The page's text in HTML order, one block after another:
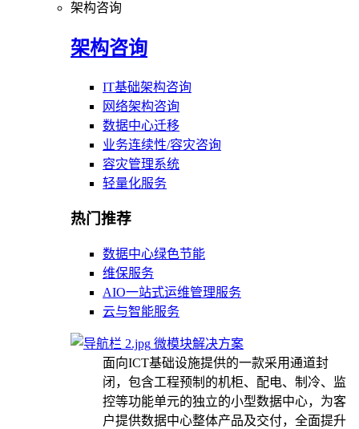
架构咨询
架构咨询
IT基础架构咨询
网络架构咨询
数据中心迁移
业务连续性/容灾咨询
容灾管理系统
轻量化服务
热门推荐
数据中心绿色节能
维保服务
AIO一站式运维管理服务
云与智能服务
微模块解决方案
面向ICT基础设施提供的一款采用通道封
闭，包含工程预制的机柜、配电、制冷、监
控等功能单元的独立的小型数据中心，为客
户提供数据中心整体产品及交付，全面提升